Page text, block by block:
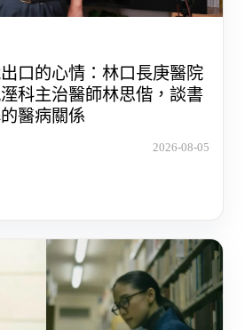
口的心情：林口長庚醫院
科主治醫師林思偕，談書
醫病關係
2026-08-05